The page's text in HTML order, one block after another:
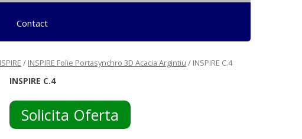
Contact
/ INSPIRE Folie Portasynchro 3D Acacia Argintiu / INSPIRE C.4
INSPIRE C.4
Solicita Oferta